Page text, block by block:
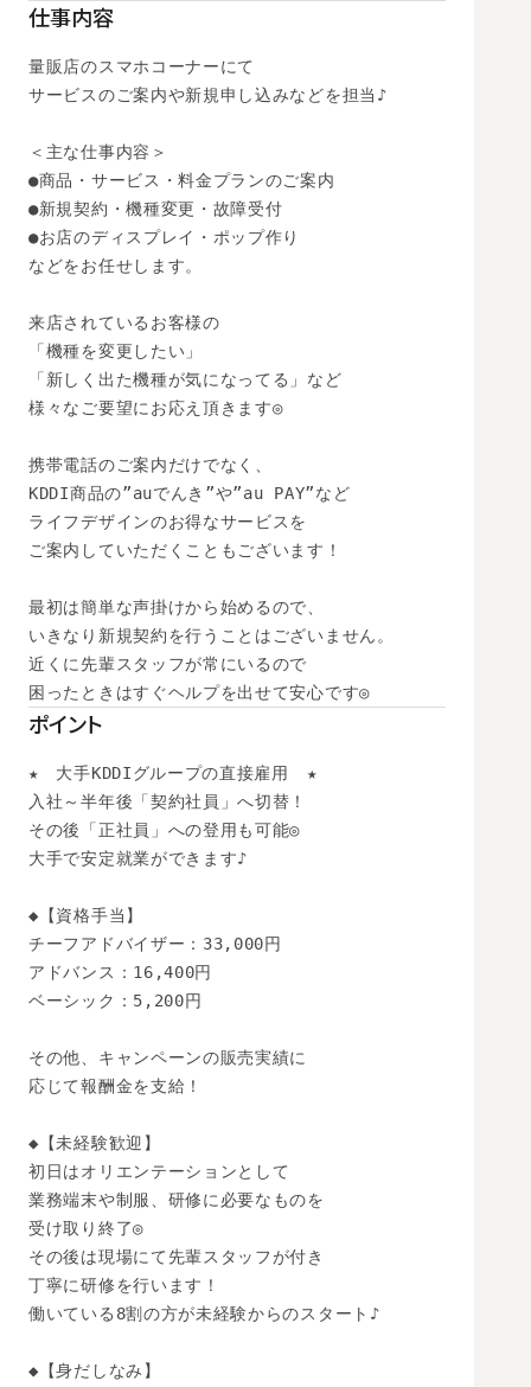
仕事内容
量販店のスマホコーナーにて
サービスのご案内や新規申し込みなどを担当♪
＜主な仕事内容＞
●商品・サービス・料金プランのご案内
●新規契約・機種変更・故障受付
●お店のディスプレイ・ポップ作り
などをお任せします。
来店されているお客様の
「機種を変更したい」
「新しく出た機種が気になってる」など
様々なご要望にお応え頂きます◎
携帯電話のご案内だけでなく、
KDDI商品の”auでんき”や”au PAY”など
ライフデザインのお得なサービスを
ご案内していただくこともございます！
最初は簡単な声掛けから始めるので、
いきなり新規契約を行うことはございません。
近くに先輩スタッフが常にいるので
困ったときはすぐヘルプを出せて安心です◎
ポイント
★　大手KDDIグループの直接雇用　★
入社～半年後「契約社員」へ切替！
その後「正社員」への登用も可能◎
大手で安定就業ができます♪
◆【資格手当】
チーフアドバイザー：33,000円
アドバンス：16,400円
ベーシック：5,200円
その他、キャンペーンの販売実績に
応じて報酬金を支給！
◆【未経験歓迎】
初日はオリエンテーションとして
業務端末や制服、研修に必要なものを
受け取り終了◎
その後は現場にて先輩スタッフが付き
丁寧に研修を行います！
働いている8割の方が未経験からのスタート♪
◆【身だしなみ】